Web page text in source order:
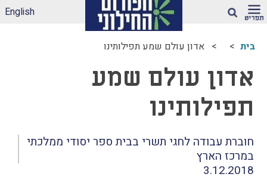
לאקלים חינוכי ראוי
ונטול הדתה
דיווחי הדתה: עדכונים
הדתה בספרי לימוד
עמותות דתיות בגנים
ובבתי-ספר הממלכתיים
English
בית אדון עולם שמע תפילותינו
אדון עולם שמע
תפילותינו
חוברת עבודה לחגי תשרי בבית ספר יסודי ממלכתי
במרכז הארץ
3.12.2018